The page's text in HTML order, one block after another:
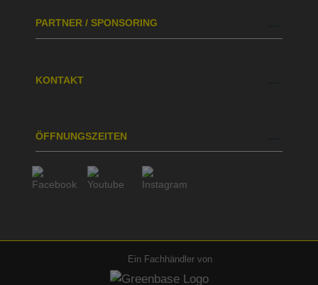
PARTNER / SPONSORING
KONTAKT
ÖFFNUNGSZEITEN
Ein Fachhändler von